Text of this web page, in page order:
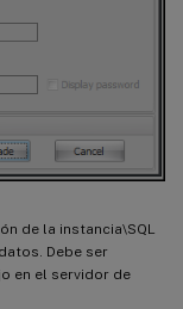
de la instancia\SQL
Debe ser
en el servidor de